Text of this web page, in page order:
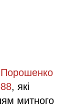
Порошенко
, які
митного